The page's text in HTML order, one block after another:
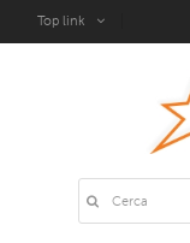
Top link